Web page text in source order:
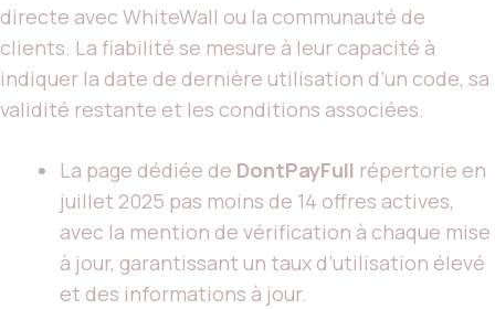
directe avec WhiteWall ou la communauté de
clients. La fiabilité se mesure à leur capacité à
indiquer la date de dernière utilisation d’un code, sa
validité restante et les conditions associées.
La page dédiée de DontPayFull répertorie en
juillet 2025 pas moins de 14 offres actives,
avec la mention de vérification à chaque mise
à jour, garantissant un taux d’utilisation élevé
et des informations à jour.